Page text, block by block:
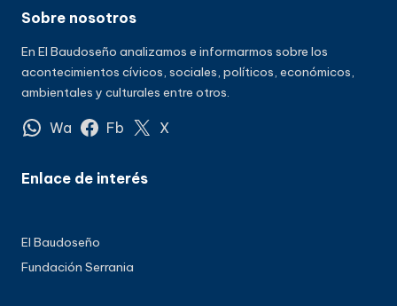
Sobre nosotros
En El Baudoseño analizamos e informarmos sobre los
acontecimientos cívicos, sociales, políticos, económicos,
ambientales y culturales entre otros.
Wa Fb X
Enlace de interés
El Baudoseño
Fundación Serrania